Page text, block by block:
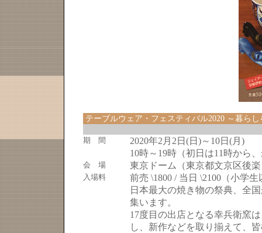
テーブルウェア・フェスティバル2020～暮らし
期 間
2020年2月2日(日)～10日(月)
10時～19時（初日は11時から
会 場 東京ドーム（東京都文京区後楽
入場料
前売 \1800 / 当日 \2100（小学
日本最大の焼き物の祭典、全
集います。
17度目の出店となる幸兵衛窯
し、新作などを取り揃えて、